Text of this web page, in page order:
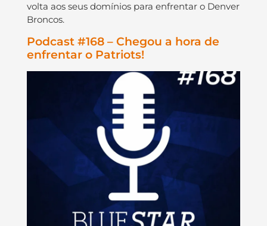
volta aos seus domínios para enfrentar o Denver
Broncos.
Podcast #168 – Chegou a hora de
enfrentar o Patriots!